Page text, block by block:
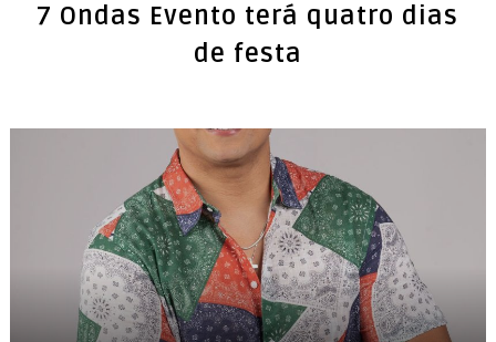
7 Ondas Evento terá quatro dias
de festa